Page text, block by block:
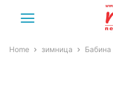
Home зимница